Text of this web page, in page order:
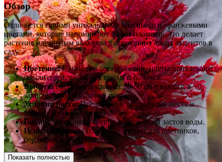
Обзор
Отличается своими уникальными красными и оранжевыми
цветами, которые напоминают языки пламени. Это делает
растение идеальным выбором для создания ярких акцентов в
саду.
Цветение:С началом лета до осени, цветы привлекают
опылителей, таких как пчёлы и бабочки.
Высота:Растение достигает 30-60 см в высоту, в
зависимости от условий роста.
Условия роста:Предпочитает солнечные места и
хорошо дренированную почву.
Полив:Умеренный полив, избегающий застоя воды.
Использование:Отлично подходит для цветников,
бордюров и контейнеров.
Показать полностью